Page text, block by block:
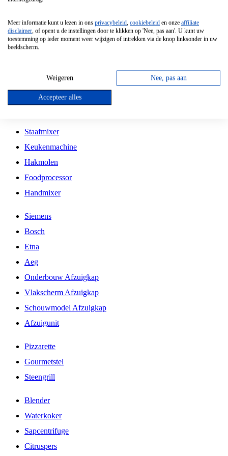
Vrijstaande Magnetron
Vrijstaande Kookplaat
Inbouw Gaskookplaat
Inbouw Keramische Kookplaat
Kookplaat Accessoires
Staafmixer
Keukenmachine
Hakmolen
Foodprocessor
Handmixer
Siemens
Bosch
Etna
Aeg
Onderbouw Afzuigkap
Vlakscherm Afzuigkap
Schouwmodel Afzuigkap
Afzuigunit
Pizzarette
Gourmetstel
Steengrill
Blender
Waterkoker
Sapcentrifuge
Citruspers
Meer informatie kunt u lezen in ons privacybeleid, cookiebeleid en onze affiliate
disclaimer, of opent u de instellingen door te klikken op 'Nee, pas aan'. U kunt uw
toestemming op ieder moment weer wijzigen of intrekken via de knop linksonder in uw
beeldscherm.
Weigeren Nee, pas aan
Accepteer alles